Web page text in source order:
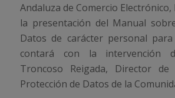
Andaluza de Comercio
la presentación del Manual
Datos de carácter personal
contará con la intervención
Troncoso Reigada, Director
Protección de Datos de la